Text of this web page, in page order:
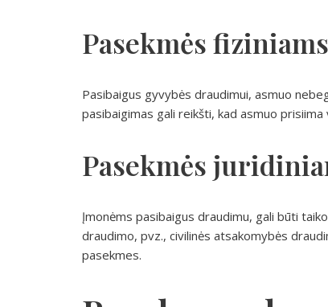
Pasekmės
Pasibaigus gyvybės draudimui, asmuo
pasibaigimas gali reikšti, kad asmuo
Pasekmės
Įmonėms pasibaigus draudimu, gali būti
draudimo, pvz., civilinės atsakomybės
pasekmes.